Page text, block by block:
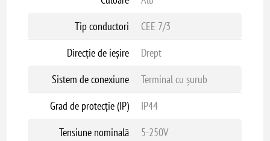
Tip conductori
CEE 7/3
Direcție de ieșire
Drept
Sistem de conexiune
Terminal cu șurub
Grad de protecție (IP)
IP44
Tensiune nominală
5-250V